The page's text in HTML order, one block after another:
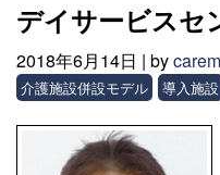
デイサービスセ
2018年6月14日 | by
介護施設併設モデル 導入施設